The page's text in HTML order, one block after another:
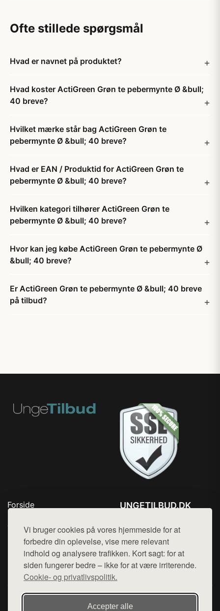
Vi bruger cookies på vores hjemmeside for at
forbedre din oplevelse, vise mere relevant
indhold og analysere trafikken. Kort sagt: for at
siden fungerer bedre – ikke for at være irriterende.
Cookie- og privatlivspolitik.
Accepter alle
Ofte stillede spørgsmål
Hvad er navnet på produktet?
Hvad koster ActiGreen Grøn te pebermynte Ø &bull;
40 breve?
Hvilket mærke står bag ActiGreen Grøn te
pebermynte Ø &bull; 40 breve?
Hvad er EAN / Produktid for ActiGreen Grøn te
pebermynte Ø &bull; 40 breve?
Hvilken kategori tilhører ActiGreen Grøn te
pebermynte Ø &bull; 40 breve?
Hvor kan jeg købe ActiGreen Grøn te pebermynte Ø
&bull; 40 breve?
Er ActiGreen Grøn te pebermynte Ø &bull; 40 breve
på tilbud?
Forside
Top Rabatter
Blog
Kontakt
UNGETILBUD.DK
Mail: hej@want.dk
Cookie- og privatlivspolitik
Denne side er en del af want.dk, der udgiver en række